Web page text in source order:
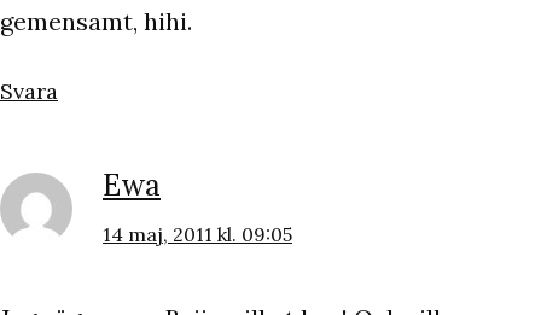
gemensamt, hihi.
Svara
Ewa
14 maj, 2011 kl. 09:05